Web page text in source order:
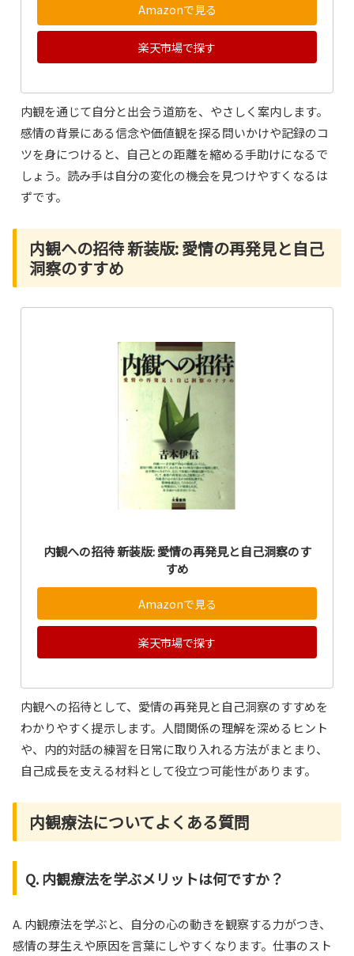
Amazonで見る
楽天市場で探す
内観を通じて自分と出会う道筋を、やさしく案内します。
感情の背景にある信念や価値観を探る問いかけや記録のコ
ツを身につけると、自己との距離を縮める手助けになるで
しょう。読み手は自分の変化の機会を見つけやすくなるは
ずです。
内観への招待 新装版: 愛情の再発見と自己
洞察のすすめ
内観への招待 新装版: 愛情の再発見と自己洞察のす
すめ
Amazonで見る
楽天市場で探す
内観への招待として、愛情の再発見と自己洞察のすすめを
わかりやすく提示します。人間関係の理解を深めるヒント
や、内的対話の練習を日常に取り入れる方法がまとまり、
自己成長を支える材料として役立つ可能性があります。
内観療法についてよくある質問
Q. 内観療法を学ぶメリットは何ですか？
A. 内観療法を学ぶと、自分の心の動きを観察する力がつき、
感情の芽生えや原因を言葉にしやすくなります。仕事のスト